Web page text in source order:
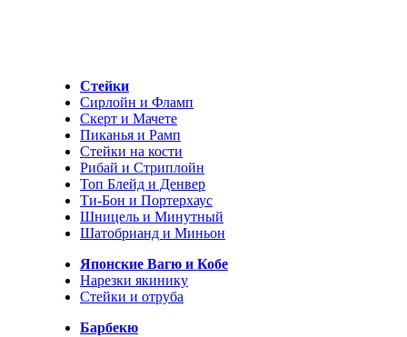
Стейки
Сирлойн и Фламп
Скерт и Мачете
Пиканья и Рамп
Стейки на кости
Рибай и Стриплойн
Топ Блейд и Денвер
Ти-Бон и Портерхаус
Шницель и Минутный
Шатобрианд и Миньон
Японские Вагю и Кобе
Нарезки якинику
Стейки и отруба
Барбекю